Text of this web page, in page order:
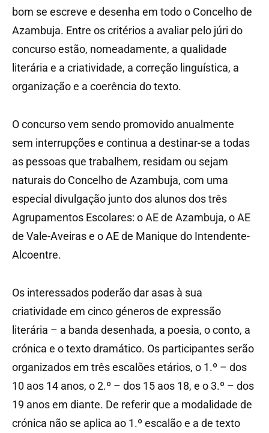
bom se escreve e desenha em todo o Concelho de
Azambuja. Entre os critérios a avaliar pelo júri do
concurso estão, nomeadamente, a qualidade
literária e a criatividade, a correção linguística, a
organização e a coerência do texto.
O concurso vem sendo promovido anualmente
sem interrupções e continua a destinar-se a todas
as pessoas que trabalhem, residam ou sejam
naturais do Concelho de Azambuja, com uma
especial divulgação junto dos alunos dos três
Agrupamentos Escolares: o AE de Azambuja, o AE
de Vale-Aveiras e o AE de Manique do Intendente-
Alcoentre.
Os interessados poderão dar asas à sua
criatividade em cinco géneros de expressão
literária – a banda desenhada, a poesia, o conto, a
crónica e o texto dramático. Os participantes serão
organizados em três escalões etários, o 1.º – dos
10 aos 14 anos, o 2.º – dos 15 aos 18, e o 3.º – dos
19 anos em diante. De referir que a modalidade de
crónica não se aplica ao 1.º escalão e a de texto